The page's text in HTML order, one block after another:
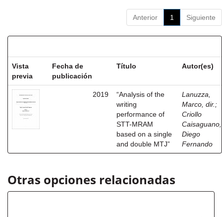
Anterior 1 Siguiente
Vista
previa
Fecha de
publicación
Título Autor(es)
2019
“Analysis of the
writing
performance of
STT-MRAM
based on a single
and double MTJ”
Lanuzza,
Marco, dir. ;
Criollo
Caisaguano,
Diego
Fernando
Otras opciones relacionadas